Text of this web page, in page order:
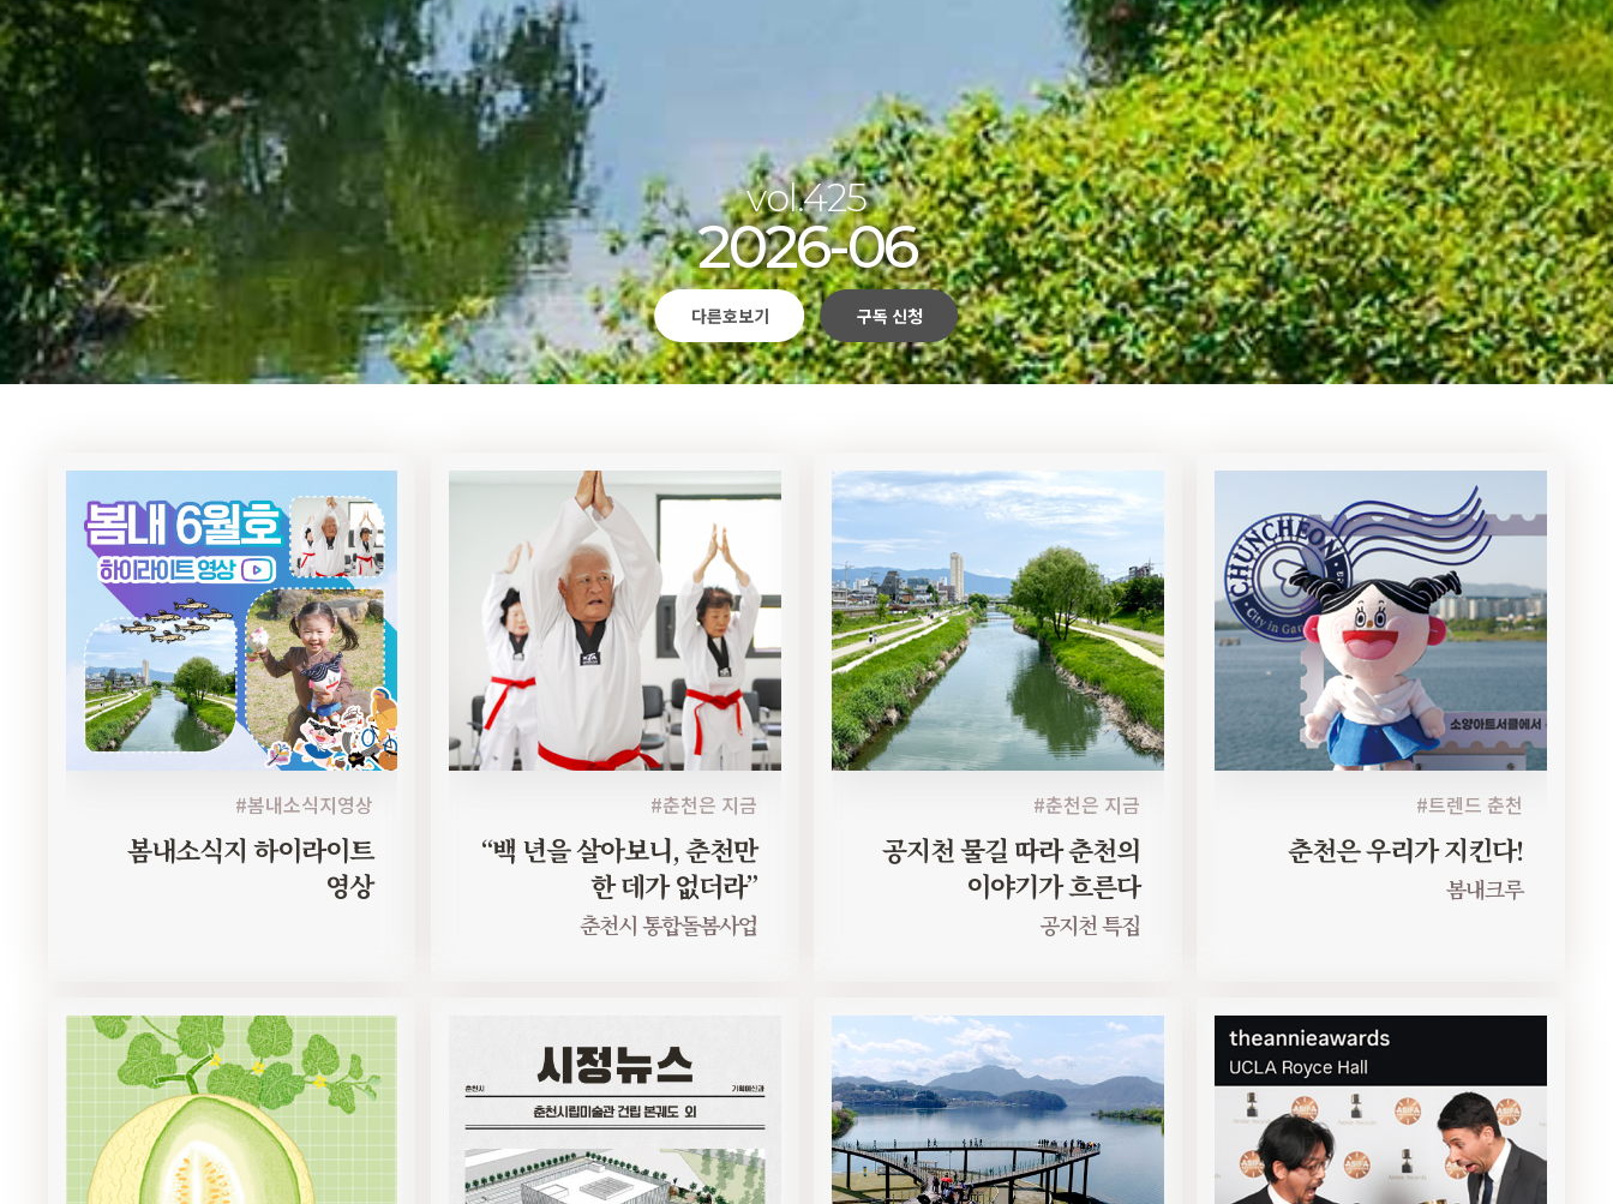
vol.425
2026-06
다른호보기 구독 신청
#봄내소식지영상
봄내소식지 하이라이트
영상
#춘천은 지금
“백 년을 살아보니, 춘천만
한 데가 없더라”
춘천시 통합돌봄사업
#춘천은 지금
공지천 물길 따라 춘천의
이야기가 흐른다
공지천 특집
#트렌드 춘천
춘천은 우리가 지킨다!
봄내크루